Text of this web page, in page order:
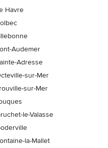
Havre
Audemer
Adresse
sur-Mer
sur-Mer
le-Valasse
la-Mallet